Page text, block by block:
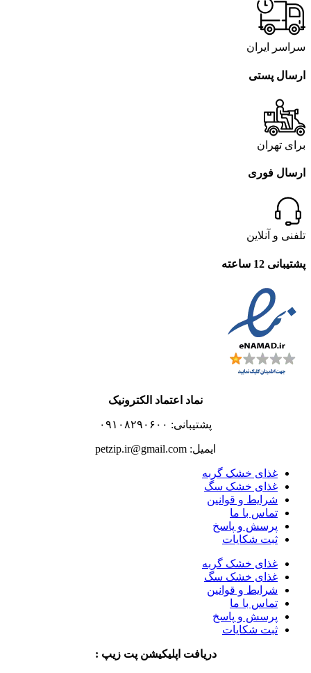
سراسر ایران
ارسال پستی
برای تهران
ارسال فوری
تلفنی و آنلاین
پشتیبانی 12 ساعته
نماد اعتماد الکترونیک
پشتیبانی: ۰۹۱۰۸۲۹۰۶۰۰
ایمیل: petzip.ir@gmail.com
غذای خشک گربه
غذای خشک سگ
شرایط و قوانین
تماس با ما
پرسش و پاسخ
ثبت شکایات
غذای خشک گربه
غذای خشک سگ
شرایط و قوانین
تماس با ما
پرسش و پاسخ
ثبت شکایات
دریافت اپلیکیشن پت زیپ :